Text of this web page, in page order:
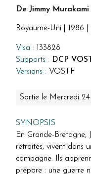
De Jimmy Murakami
Royaume-Uni | 1986
Visa :
133828
Supports : DCP
Versions : VOSTF
Sortie le Mercredi
SYNOPSIS
En Grande-
retraités, vivent dans
campagne. Ils
prépare : une guerre